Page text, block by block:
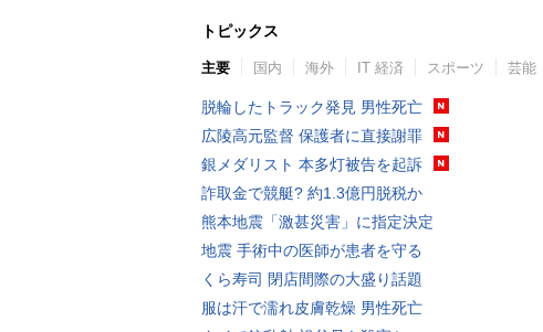
トピックス
主要 国内 海外 IT 経済 スポーツ 芸能
脱輪したトラック発見 男性死亡
広陵高元監督 保護者に直接謝罪
銀メダリスト 本多灯被告を起訴
詐取金で競艇? 約1.3億円脱税か
熊本地震「激甚災害」に指定決定
地震 手術中の医師が患者を守る
くら寿司 閉店間際の大盛り話題
服は汗で濡れ皮膚乾燥 男性死亡